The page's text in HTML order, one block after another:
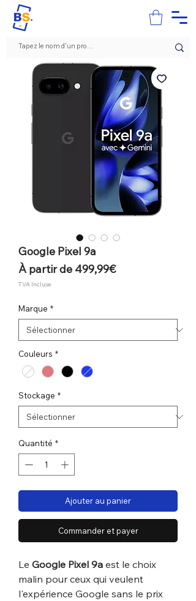
Google Pixel 9a
À partir de 499,99€Prix
TVA Incluse
Marque *
Couleurs *
Stockage *
Quantité *
Ajouter au panier
Commander et payer
Le Google Pixel 9a est le choix
malin pour ceux qui veulent
l'expérience Google sans le prix